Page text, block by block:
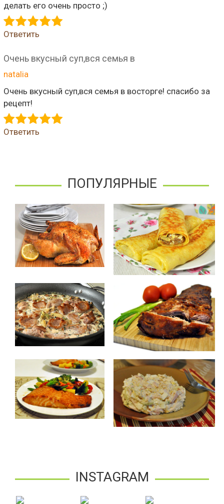
делать его очень просто ;)
Ответить
Очень вкусный суп,вся семья в
natalia
Очень вкусный суп,вся семья в восторге! спасибо за
рецепт!
Ответить
ПОПУЛЯРНЫЕ
INSTAGRAM